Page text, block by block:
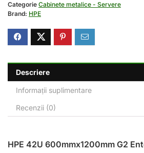
Categorie Cabinete metalice - Servere
Brand: HPE
Descriere
Informații suplimentare
Recenzii (0)
HPE 42U 600mmx1200mm G2